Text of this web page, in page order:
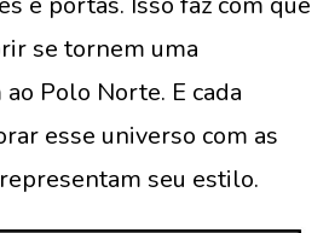
se tornem uma
Polo Norte. E cada
esse universo com as
seu estilo.